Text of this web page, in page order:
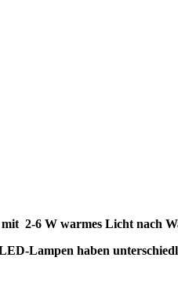
2-6 W warmes Licht nach
Lampen haben